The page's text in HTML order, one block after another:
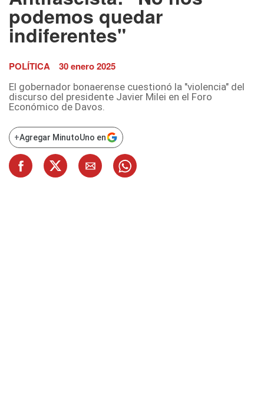
podemos quedar
indiferentes"
POLÍTICA 30 enero 2025
El gobernador bonaerense cuestionó la "violencia" del
discurso del presidente Javier Milei en el Foro
Económico de Davos.
+Agregar MinutoUno en